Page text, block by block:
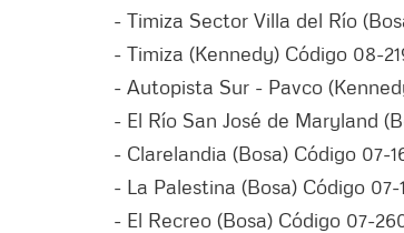
- Timiza Sector Villa del Río
- Timiza (Kennedy) Código 08-
- Autopista Sur - Pavco
- El Río San José de Maryland
- Clarelandia (Bosa) Código 07-
- La Palestina (Bosa) Código 07-
- El Recreo (Bosa) Código 07-